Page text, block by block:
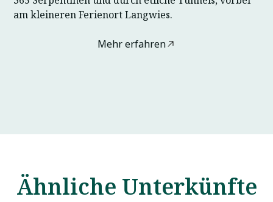
am kleineren Ferienort Langwies.
Mehr erfahren
Ähnliche Unterkünfte